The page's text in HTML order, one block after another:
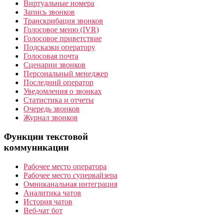
Виртуальные номера
Запись звонков
Транскрибация звонков
Голосовое меню (IVR)
Голосовое приветствие
Подсказки оператору
Голосовая почта
Сценарии звонков
Персональный менеджер
Последний оператор
Уведомления о звонках
Статистика и отчеты
Очередь звонков
Журнал звонков
Функции текстовой
коммуникации
Рабочее место оператора
Рабочее место супервайзера
Омниканальная интеграция
Аналитика чатов
История чатов
Веб-чат бот